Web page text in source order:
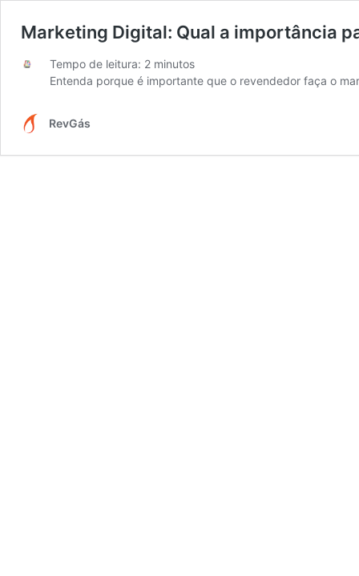
Marketing Digital: Qual a importância
Tempo de leitura: 2 minutos
Entenda porque é importante que o revendedor faça o
RevGás